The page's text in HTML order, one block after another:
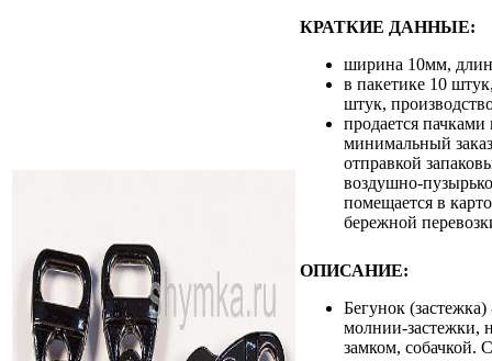
КРАТКИЕ ДАННЫЕ:
ширина 10мм,
в пакетике 10
штук,
продается
минимальный
отправкой
воздушно-
помещается в
бережной
ОПИСАНИЕ:
Бегунок
молнии-застежки,
замком, собачкой.